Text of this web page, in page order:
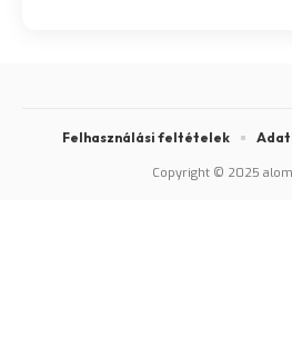
Copyright © 2025
Felhasználási feltételek